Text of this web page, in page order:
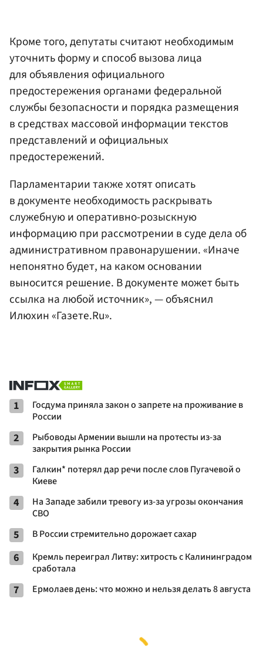
Кроме того, депутаты считают необходимым
уточнить форму и способ вызова лица
для объявления официального
предостережения органами федеральной
службы безопасности и порядка размещения
в средствах массовой информации текстов
представлений и официальных
предостережений.
Парламентарии также хотят описать
в документе необходимость раскрывать
служебную и оперативно-розыскную
информацию при рассмотрении в суде дела об
административном правонарушении. «Иначе
непонятно будет, на каком основании
выносится решение. В документе может быть
ссылка на любой источник», — объяснил
Илюхин «Газете.Ru».
1
Госдума приняла закон о запрете на проживание в
России
2
Рыбоводы Армении вышли на протесты из-за
закрытия рынка России
3
Галкин* потерял дар речи после слов Пугачевой о
Киеве
4
На Западе забили тревогу из-за угрозы окончания
СВО
5 В России стремительно дорожает сахар
6
Кремль переиграл Литву: хитрость с Калининградом
сработала
7 Ермолаев день: что можно и нельзя делать 8 августа